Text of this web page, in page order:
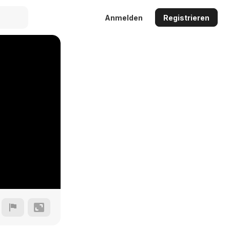
Anmelden Registrieren